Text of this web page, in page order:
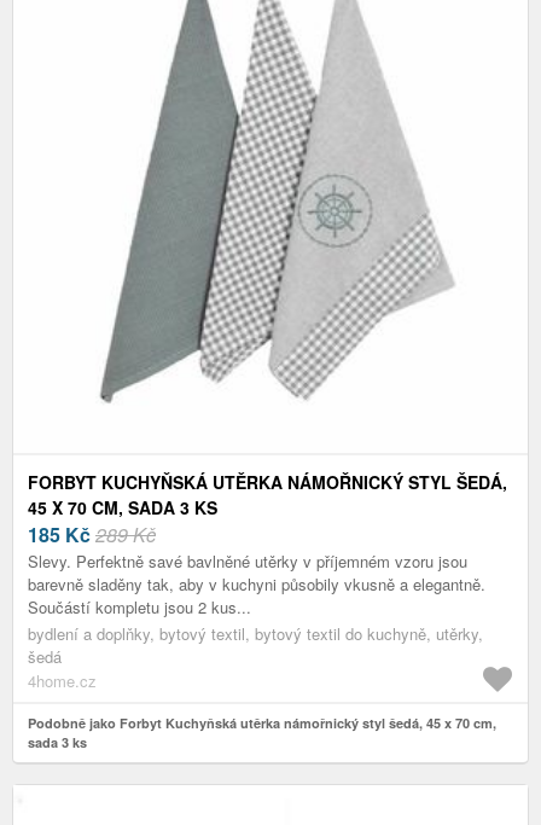
FORBYT KUCHYŇSKÁ UTĚRKA NÁMOŘNICKÝ STYL ŠEDÁ,
45 X 70 CM, SADA 3 KS
185 Kč289 Kč
Slevy. Perfektně savé bavlněné utěrky v příjemném vzoru jsou
barevně sladěny tak, aby v kuchyni působily vkusně a elegantně.
Součástí kompletu jsou 2 kus...
bydlení a doplňky, bytový textil, bytový textil do kuchyně, utěrky,
šedá
4home.cz
Podobně jako Forbyt Kuchyňská utěrka námořnický styl šedá, 45 x 70 cm,
sada 3 ks